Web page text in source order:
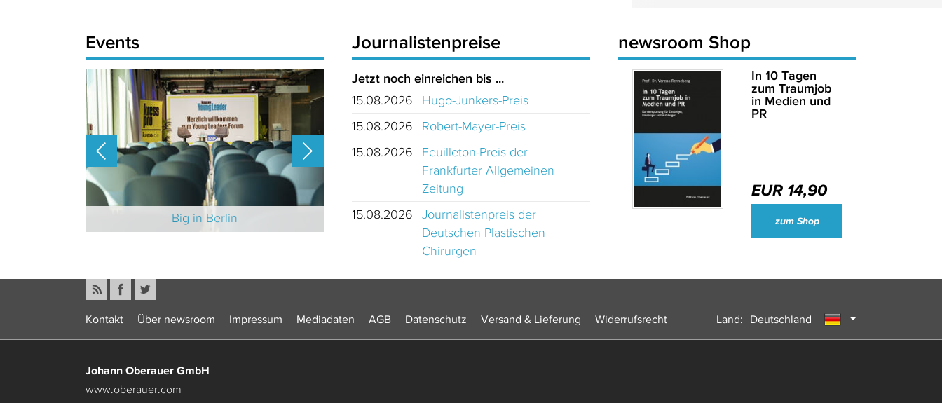
Events
Big in Berlin Wirtschaftsjournalisten und Unternehmenssprecher des Jahres 2024
Journalistenpreise
Jetzt noch einreichen bis ...
15.08.2026
Hugo-Junkers-Preis
15.08.2026
Robert-Mayer-Preis
15.08.2026
Feuilleton-Preis der
Frankfurter Allgemeinen
Zeitung
15.08.2026
Journalistenpreis der
Deutschen Plastischen
Chirurgen
newsroom Shop
In 10 Tagen
zum Traumjob
in Medien und
PR
EUR 14,90
zum Shop
Kontakt Über newsroom Impressum Mediadaten AGB Datenschutz Versand & Lieferung Widerrufsrecht Land:
Deutschland
Johann Oberauer GmbH
www.oberauer.com